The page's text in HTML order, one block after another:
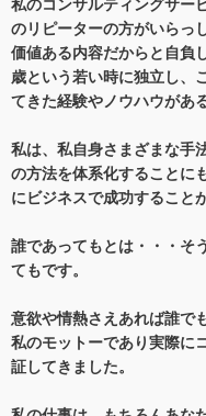
私のコンサルティングサー
のリピーターの方がいらっ
価値ある内容だからと自負
歳という若い時に独立し、
てきた経験やノウハウがあ
私は、私自身さまざまな手
の方法を体系化することに
にビジネスで成功すること
誰であってもとは・・・そ
てもです。
意欲や情熱さえあれば誰で
私のモットーであり実際に
証してきました。